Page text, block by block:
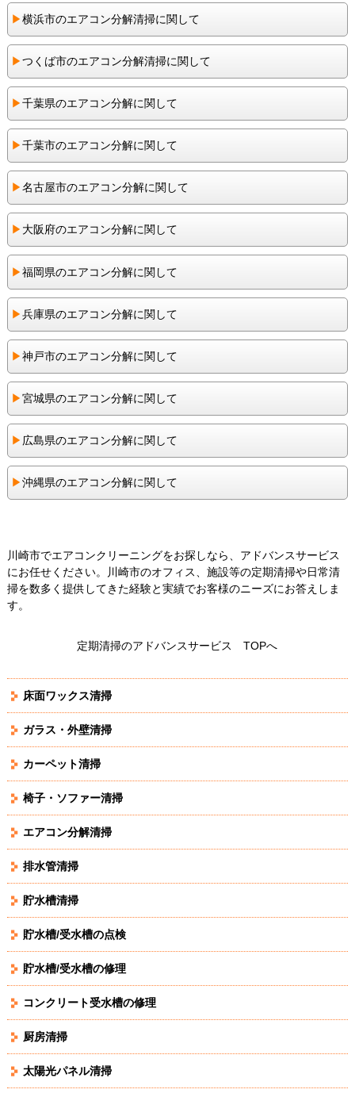
▶︎横浜市のエアコン分解清掃に関して
▶︎つくば市のエアコン分解清掃に関して
▶︎千葉県のエアコン分解に関して
▶︎千葉市のエアコン分解に関して
▶︎名古屋市のエアコン分解に関して
▶︎ 大阪府のエアコン分解に関して
▶︎福岡県のエアコン分解に関して
▶︎兵庫県のエアコン分解に関して
▶︎神戸市のエアコン分解に関して
▶︎宮城県のエアコン分解に関して
▶︎ 広島県のエアコン分解に関して
▶︎沖縄県のエアコン分解に関して
川崎市でエアコンクリーニングをお探しなら、アドバンスサービス
にお任せください。川崎市のオフィス、施設等の定期清掃や日常清
掃を数多く提供してきた経験と実績でお客様のニーズにお答えしま
す。
定期清掃のアドバンスサービス TOPへ
床面ワックス清掃
ガラス・外壁清掃
カーペット清掃
椅子・ソファー清掃
エアコン分解清掃
排水管清掃
貯水槽清掃
貯水槽/受水槽の点検
貯水槽/受水槽の修理
コンクリート受水槽の修理
厨房清掃
太陽光パネル清掃